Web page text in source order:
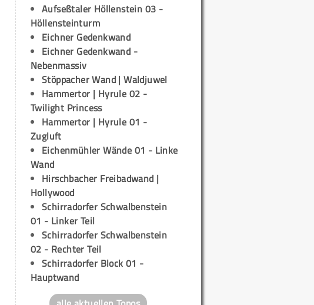
Aufseßtaler Höllenstein 03 -
Höllensteinturm
Eichner Gedenkwand
Eichner Gedenkwand -
Nebenmassiv
Stöppacher Wand | Waldjuwel
Hammertor | Hyrule 02 -
Twilight Princess
Hammertor | Hyrule 01 -
Zugluft
Eichenmühler Wände 01 - Linke
Wand
Hirschbacher Freibadwand |
Hollywood
Schirradorfer Schwalbenstein
01 - Linker Teil
Schirradorfer Schwalbenstein
02 - Rechter Teil
Schirradorfer Block 01 -
Hauptwand